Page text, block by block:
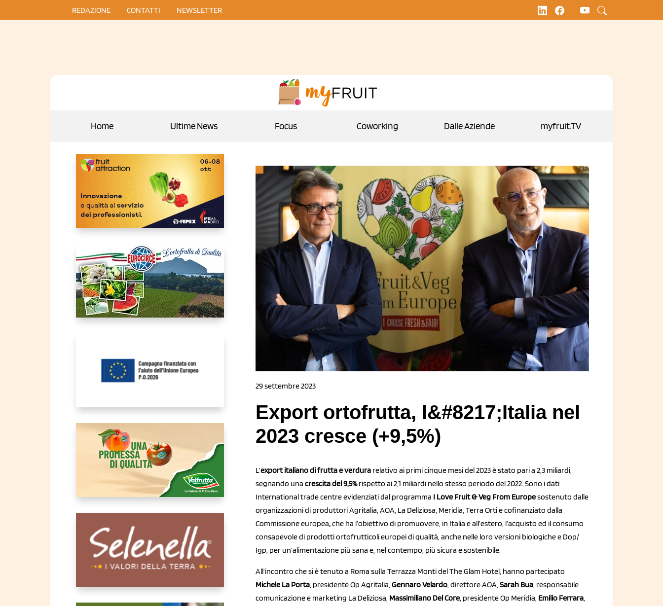
REDAZIONE CONTATTI NEWSLETTER
Home Ultime News Focus Coworking Dalle Aziende myfruit.TV
29 settembre 2023
Export ortofrutta, l&#8217;Italia nel
2023 cresce (+9,5%)
L’export italiano di frutta e verdura relativo ai primi cinque mesi del 2023 è stato pari a 2,3 miliardi,
segnando una crescita del 9,5%rispetto ai 2,1 miliardi nello stesso periodo del 2022. Sono i dati
International trade centre evidenziati dal programma I Love Fruit & Veg From Europesostenuto dalle
organizzazioni di produttori Agritalia, AOA, La Deliziosa, Meridia, Terra Orti e cofinanziato dalla
Commissione europea,che ha l’obiettivo di promuovere, in Italia e all’estero, l’acquisto ed il consumo
consapevole di prodotti ortofrutticoli europei di qualità, anche nelle loro versioni biologiche e Dop/
Igp, per un’alimentazione più sana e, nel contempo, più sicura e sostenibile.
All’incontro che si è tenuto a Roma sulla Terrazza Monti del The Glam Hotel, hanno partecipato
Michele La Porta, presidente Op Agritalia, Gennaro Velardo, direttore AOA, Sarah Bua, responsabile
comunicazione e marketing La Deliziosa, Massimiliano Del Core, presidente Op Meridia, Emilio Ferrara,